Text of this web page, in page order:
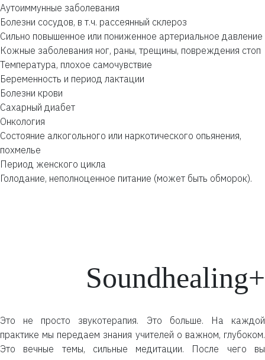
Аутоиммунные заболевания
Болезни сосудов, в т.ч. рассеянный склероз
Сильно повышенное или пониженное артериальное давление
Кожные заболевания ног, раны, трещины, повреждения стоп
Температура, плохое самочувствие
Беременность и период лактации
Болезни крови
Сахарный диабет
Онкология
Состояние алкогольного или наркотического опьянения,
похмелье
Период женского цикла
Голодание, неполноценное питание (может быть обморок).
Soundhealing+
Это не просто звукотерапия. Это больше. На каждой
практике мы передаем знания учителей о важном, глубоком.
Это вечные темы, сильные медитации. После чего вы